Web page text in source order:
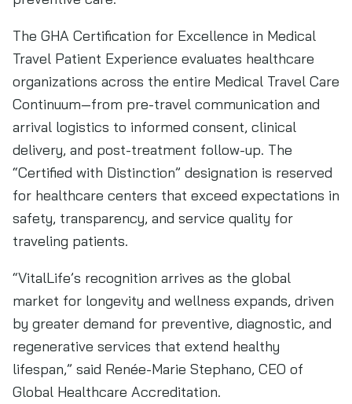
The GHA Certification for Excellence in Medical
Travel Patient Experience evaluates healthcare
organizations across the entire Medical Travel Care
Continuum—from pre-travel communication and
arrival logistics to informed consent, clinical
delivery, and post-treatment follow-up. The
“Certified with Distinction” designation is reserved
for healthcare centers that exceed expectations in
safety, transparency, and service quality for
traveling patients.
“VitalLife’s recognition arrives as the global
market for longevity and wellness expands, driven
by greater demand for preventive, diagnostic, and
regenerative services that extend healthy
lifespan,” said Renée-Marie Stephano, CEO of
Global Healthcare Accreditation.